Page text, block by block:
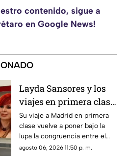
contenido, sigue a
en Google News!
Layda Sansores y los
viajes en primera clase
que reavivan el debate
sobre la austeridad
Su viaje a Madrid en primera
clase vuelve a poner bajo la
lupa la congruencia entre el
discurso de austeridad
agosto 06, 2026 11:50 p. m.